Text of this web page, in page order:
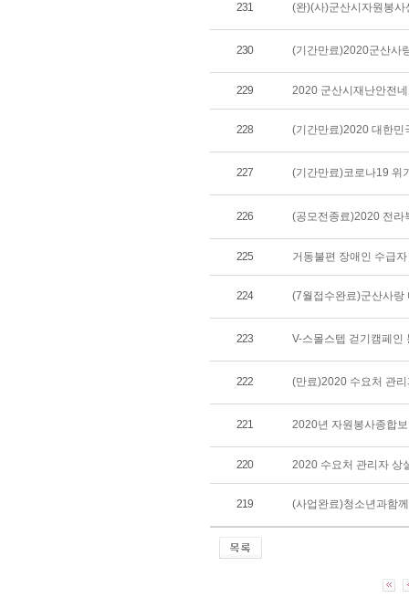
231 (완)(사)군산시자원봉
230 (기간만료)2020군산사
229 2020 군산시재난안전
228 (기간만료)2020 대한민
227 (기간만료)코로나19 위
226 (공모전종료)2020 전라
225 거동불편 장애인 수급
224 (7월접수완료)군산사랑
223 V-스몰스텝 걷기캠페인
222 (만료)2020 수요처 관
221 2020년 자원봉사종합
220 2020 수요처 관리자 상
219 (사업완료)청소년과함